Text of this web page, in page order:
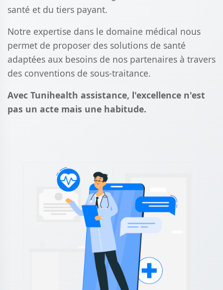
santé et du tiers payant.
Notre expertise dans le domaine médical nous
permet de proposer des solutions de santé
adaptées aux besoins de nos partenaires à travers
des conventions de sous-traitance.
Avec Tunihealth assistance, l'excellence n'est
pas un acte mais une habitude.